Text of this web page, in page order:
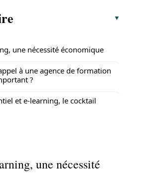
une nécessité économique
à une agence de formation
?
et e-learning, le cocktail
une nécessité